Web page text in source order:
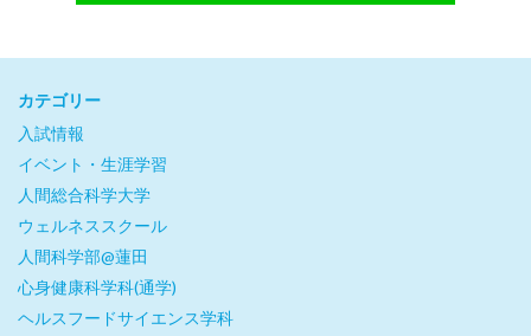
カテゴリー
入試情報
イベント・生涯学習
人間総合科学大学
ウェルネススクール
人間科学部@蓮田
心身健康科学科(通学)
ヘルスフードサイエンス学科